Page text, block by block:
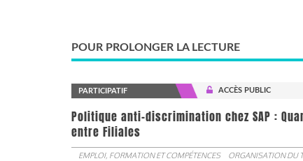
POUR PROLONGER LA LECTURE
PARTICIPATIF ACCÈS PUBLIC
Politique anti-discrimination chez SAP :
entre Filiales
EMPLOI, FORMATION ET COMPÉTENCES ORGANISATION DU